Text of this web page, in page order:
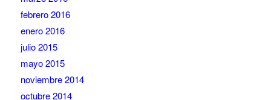
febrero 2016
enero 2016
julio 2015
mayo 2015
noviembre 2014
octubre 2014